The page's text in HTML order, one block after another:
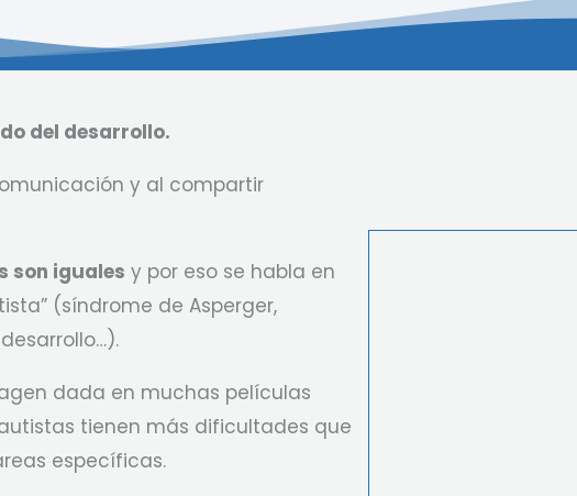
del desarrollo.
y al compartir
son iguales y por eso se habla en
(síndrome de Asperger,
dada en muchas películas
tienen más dificultades que
específicas.